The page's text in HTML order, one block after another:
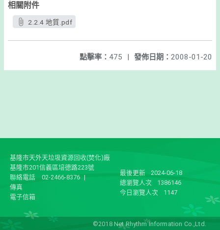
相關附件
2.2.4 地質.pdf
發佈日期： 2008-01-20
點擊率： 475 |
基隆市天外天垃圾資源回收(焚化)廠
基隆市201信義區培德路223號
聯絡電話
02-2466-8376 |
傳真
電子信箱
最後更新
2024-06-18
總瀏覽人次
1386146
今日瀏覽人次
1147
©2018 Net Rhythm Information Co.,Ltd.